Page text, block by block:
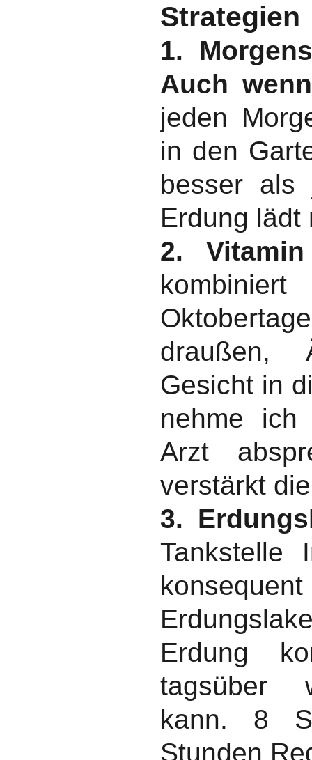
Strategien
1.
Auch
jeden
in den
besser als
Erdung lädt
2.
draußen,
Gesicht in
nehme
Arzt
verstärkt
3.
Tankstelle
Erdung
tagsüber
kann. 8
Stunden